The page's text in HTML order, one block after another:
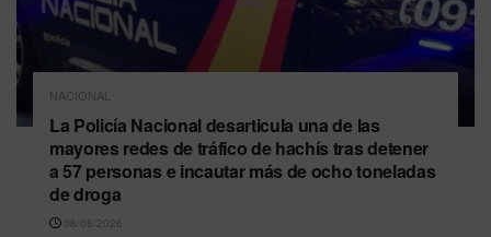
NACIONAL
La Policía Nacional desarticula una de las
mayores redes de tráfico de hachís tras detener
a 57 personas e incautar más de ocho toneladas
de droga
08/08/2026